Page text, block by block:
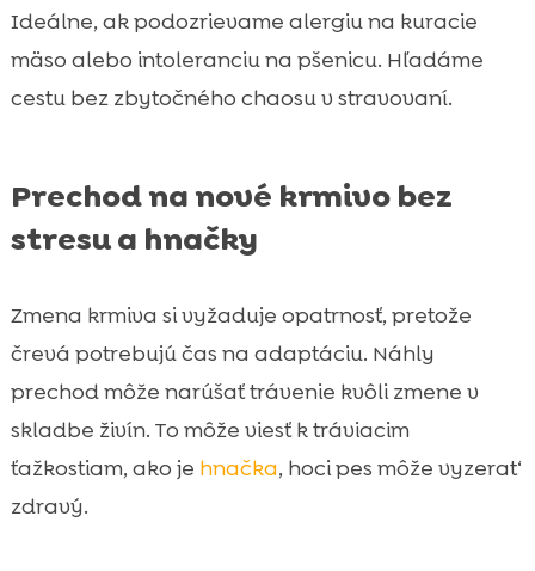
Ideálne, ak podozrievame alergiu na kuracie
mäso alebo intoleranciu na pšenicu. Hľadáme
cestu bez zbytočného chaosu v stravovaní.
Prechod na nové krmivo bez
stresu a hnačky
Zmena krmiva si vyžaduje opatrnosť, pretože
črevá potrebujú čas na adaptáciu. Náhly
prechod môže narúšať trávenie kvôli zmene v
skladbe živín. To môže viesť k tráviacim
ťažkostiam, ako je hnačka, hoci pes môže vyzerat‘
zdravý.